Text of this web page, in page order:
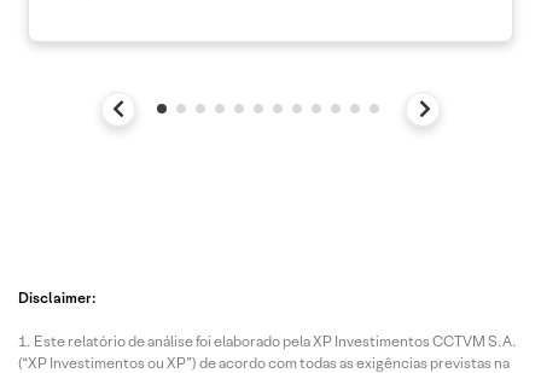
Disclaimer:
Este relatório de análise foi elaborado pela XP Investimentos CCTVM S.A.
(“XP Investimentos ou XP”) de acordo com todas as exigências previstas na